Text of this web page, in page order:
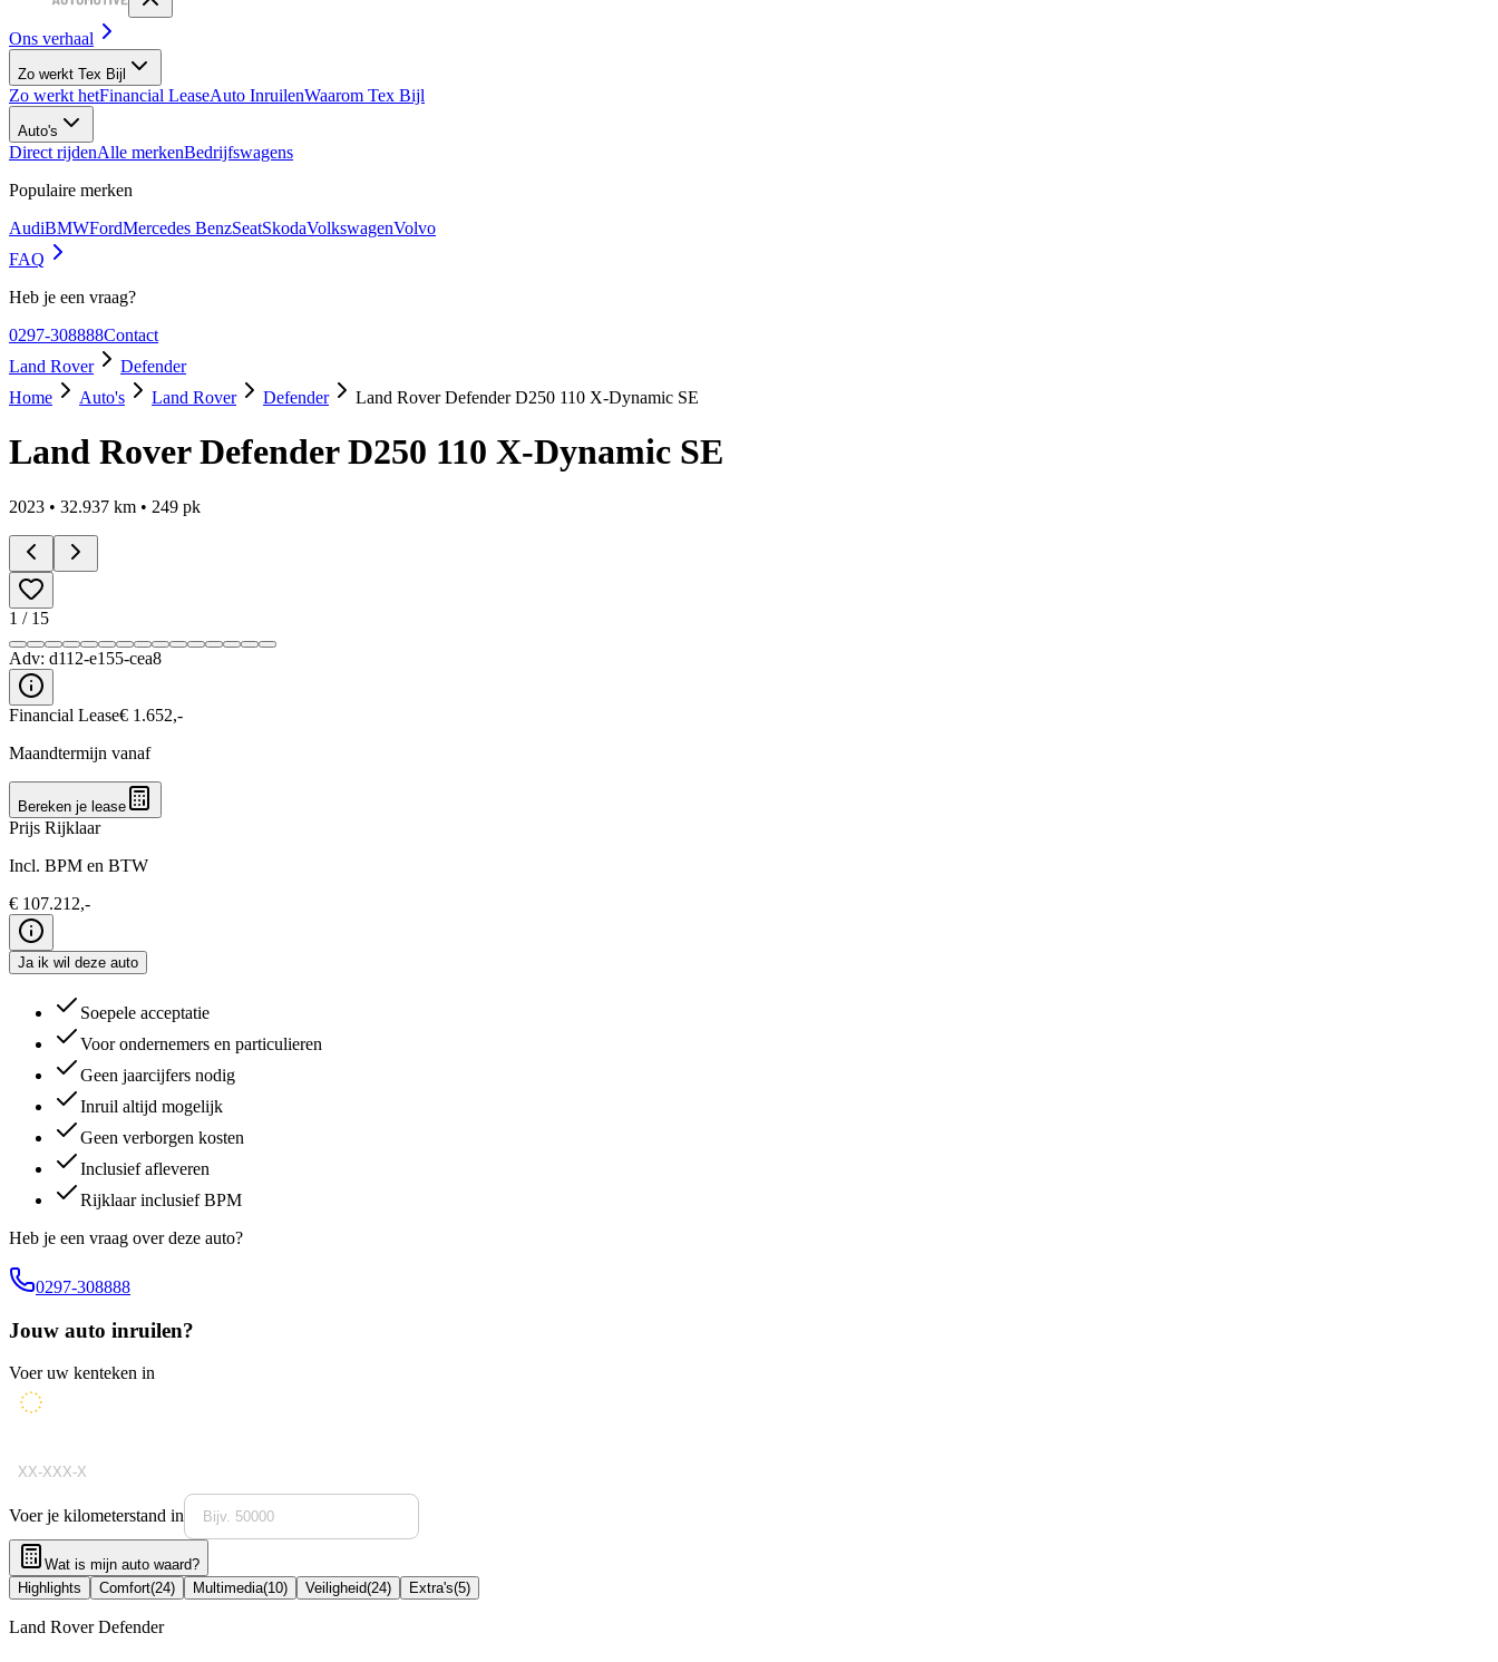
Ons verhaal
Zo werkt Tex Bijl
Zo werkt hetFinancial LeaseAuto InruilenWaarom Tex Bijl
Auto's
Direct rijdenAlle merkenBedrijfswagens
Populaire merken
AudiBMWFordMercedes BenzSeatSkodaVolkswagenVolvo
FAQ
Heb je een vraag?
0297-308888Contact
Land Rover
Defender
Home
Auto's Land Rover Defender Land Rover Defender D250 110 X-Dynamic SE
Land Rover Defender D250 110 X-Dynamic SE
2023 • 32.937 km • 249 pk
1 / 15
Adv: d112-e155-cea8
Financial Lease€ 1.652,-
Maandtermijn vanaf
Bereken je lease
Prijs Rijklaar
Incl. BPM en BTW
€ 107.212,-
Ja ik wil deze auto
Soepele acceptatie
Voor ondernemers en particulieren
Geen jaarcijfers nodig
Inruil altijd mogelijk
Geen verborgen kosten
Inclusief afleveren
Rijklaar inclusief BPM
Heb je een vraag over deze auto?
0297-308888
Jouw auto inruilen?
Voer uw kenteken in
Voer je kilometerstand in
Wat is mijn auto waard?
Highlights
Comfort(24) Multimedia(10) Veiligheid(24) Extra's(5)
Land Rover Defender